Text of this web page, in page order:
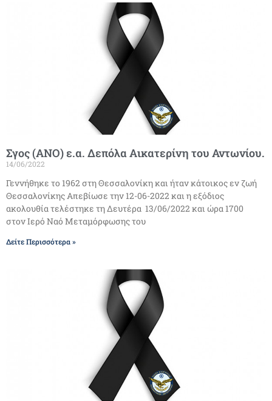
Σγος (ΑΝΟ) ε.α. Δεπόλα Αικατερίνη του Αντωνίου.
14/06/2022
Γεννήθηκε το 1962 στη Θεσσαλονίκη και ήταν κάτοικος εν ζωή
Θεσσαλονίκης Απεβίωσε την 12-06-2022 και η εξόδιος
ακολουθία τελέστηκε τη Δευτέρα 13/06/2022 και ώρα 1700
στον Ιερό Ναό Μεταμόρφωσης του
Δείτε Περισσότερα »